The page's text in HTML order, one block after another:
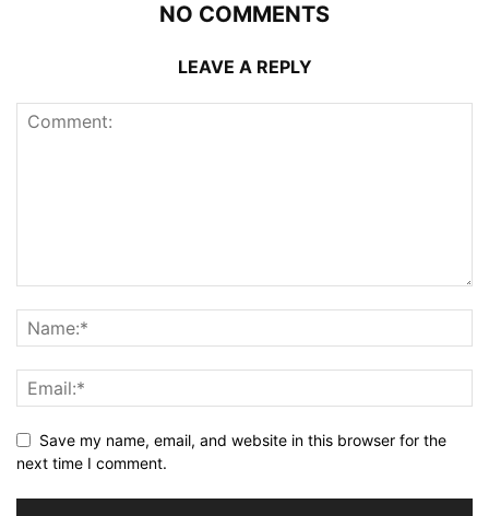
NO COMMENTS
LEAVE A REPLY
Save my name, email, and website in this browser for the
next time I comment.